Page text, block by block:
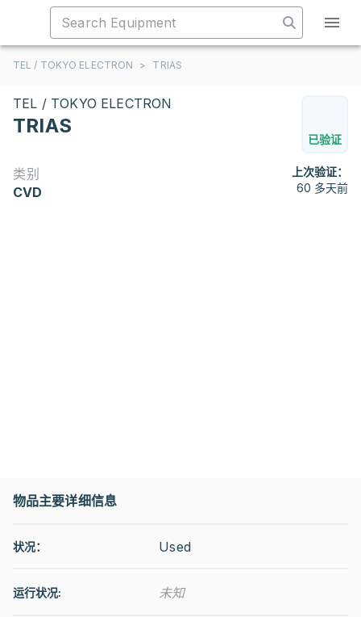
TEL / TOKYO ELECTRON > TRIAS
TEL / TOKYO ELECTRON
TRIAS
已验证
类别
CVD
上次验证：
60 多天前
物品主要详细信息
状况： Used
运行状况: 未知